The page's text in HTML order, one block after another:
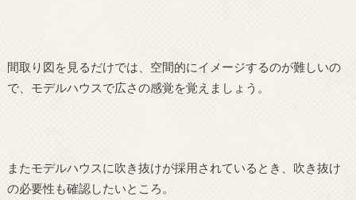
間取り図を見るだけでは、空間的にイメージするのが難しいの
で、モデルハウスで広さの感覚を覚えましょう。
またモデルハウスに吹き抜けが採用されているとき、吹き抜け
の必要性も確認したいところ。